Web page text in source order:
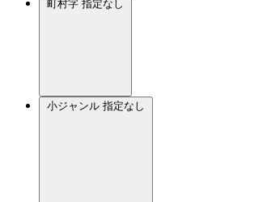
町村字 指定なし
小ジャンル 指定なし